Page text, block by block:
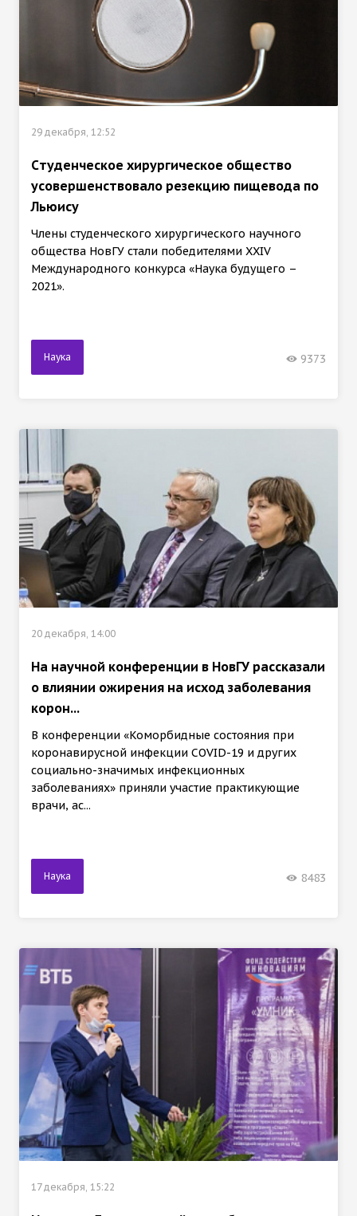
29 декабря, 12:52
Cтуденческое хирургическое общество
усовершенствовало резекцию пищевода по
Льюису
Члены студенческого хирургического научного
общества НовГУ стали победителями XXIV
Международного конкурса «Наука будущего –
2021».
Наука 9373
20 декабря, 14:00
На научной конференции в НовГУ рассказали
о влиянии ожирения на исход заболевания
корон...
В конференции «Коморбидные состояния при
коронавирусной инфекции COVID-19 и других
социально-значимых инфекционных
заболеваниях» приняли участие практикующие
врачи, ас...
Наука 8483
17 декабря, 15:22